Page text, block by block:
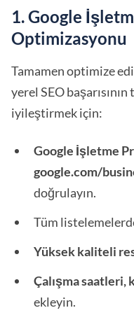
1. Google
Optimizasyonu
Tamamen optimize
yerel SEO
iyileştirmek için:
Google İşletme
google.com/
doğrulayın.
Tüm
Yüksek kaliteli
Çalışma
ekleyin.